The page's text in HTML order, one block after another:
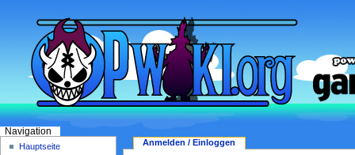
Anmelden / Einloggen
Navigation
Hauptseite